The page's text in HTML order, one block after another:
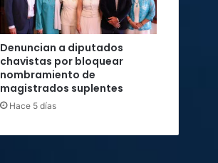
Denuncian a diputados
chavistas por bloquear
nombramiento de
magistrados suplentes
Hace 5 días